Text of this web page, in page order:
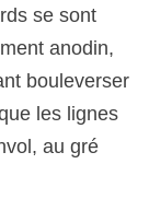
se sont
anodin,
bouleverser
les lignes
au gré